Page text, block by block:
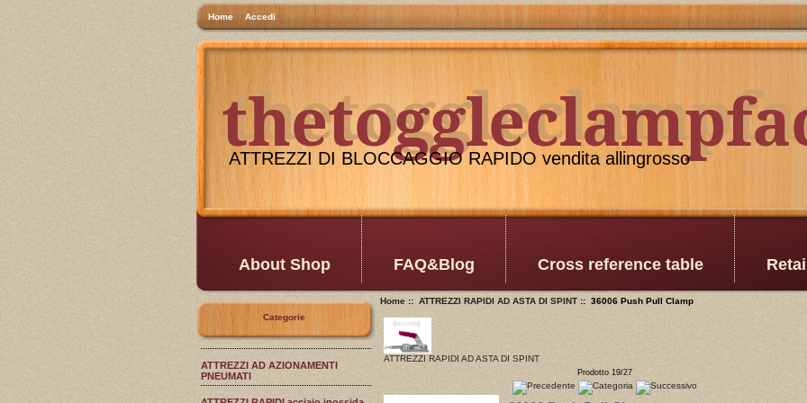
Home Accedi
ATTREZZI DI BLOCCAGGIO RAPIDO vendita allingrosso
About Shop FAQ&Blog Cross reference table
Categorie
ATTREZZI AD AZIONAMENTI
PNEUMATI
Home ::ATTREZZI RAPIDI AD ASTA DI SPINT :: 36006 Push Pull Clamp
ATTREZZI RAPIDI AD ASTA DI SPINT
Prodotto 19/27